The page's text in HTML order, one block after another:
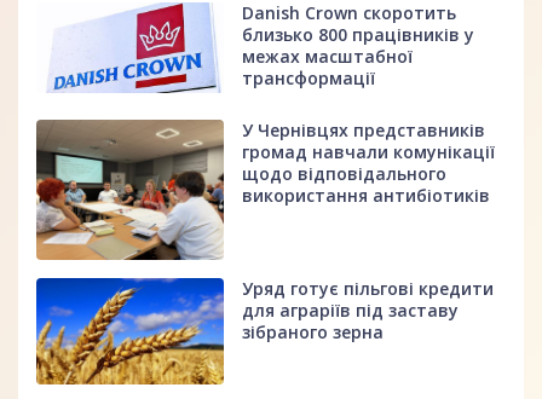
Danish Crown скоротить
близько 800 працівників у
межах масштабної
трансформації
У Чернівцях представників
громад навчали комунікації
щодо відповідального
використання антибіотиків
Уряд готує пільгові кредити
для аграріїв під заставу
зібраного зерна